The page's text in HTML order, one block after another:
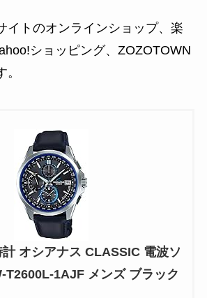
イトのオンラインショップ、楽
ショッピング、ZOZOTOWN
オシアナス CLASSIC 電波ソ
T2600L-1AJF メンズ ブラック